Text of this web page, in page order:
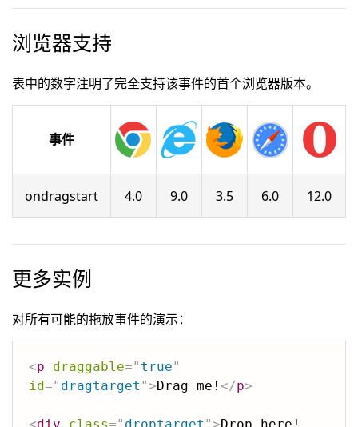
浏览器支持
表中的数字注明了完全支持该事件的首个浏览器版本。
事件
ondragstart 4.0 9.0 3.5 6.0 12.0
更多实例
对所有可能的拖放事件的演示：
<p draggable=" true"
id=" dragtarget ">Drag me! </p>